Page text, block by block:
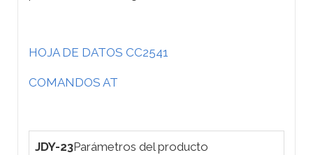
HOJA DE DATOS CC2541
COMANDOS AT
JDY-23Parámetros del producto